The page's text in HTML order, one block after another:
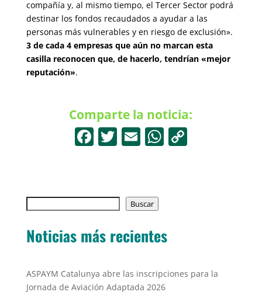
compañía y, al mismo tiempo, el Tercer Sector podrá
destinar los fondos recaudados a ayudar a las
personas más vulnerables y en riesgo de exclusión».
3 de cada 4 empresas que aún no marcan esta
casilla reconocen que, de hacerlo, tendrían «mejor
reputación».
Comparte la noticia:
F
e
b
o
o
k
T
er
E
l
W
p
p
Buscar
Noticias más recientes
ASPAYM Catalunya abre las inscripciones para la
Jornada de Aviación Adaptada 2026